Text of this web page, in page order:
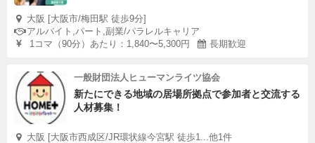
大阪 [大阪市/梅田駅 徒歩9分]
アルバイト,パート,副業/パラレルキャリア
1コマ（90分）あたり：1,840〜5,300円
長期歓迎
一般財団法人ヒューマンライツ協会
新たにできる地域の居場所拠点で参加者と交流する
人材募集！
大阪 [大阪市西成区/JR環状線今宮駅 徒歩1...他1件